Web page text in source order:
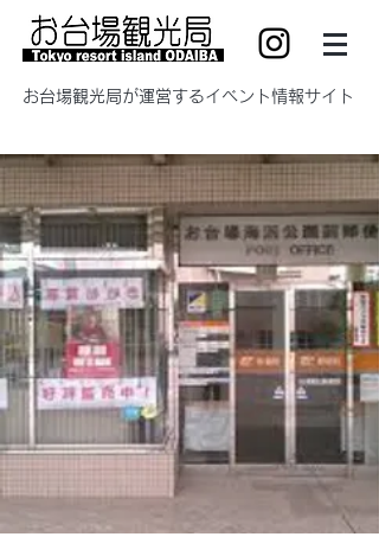
​お台場観光局が運営するイベント情報サイト